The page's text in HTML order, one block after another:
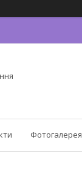
Фотогалерея